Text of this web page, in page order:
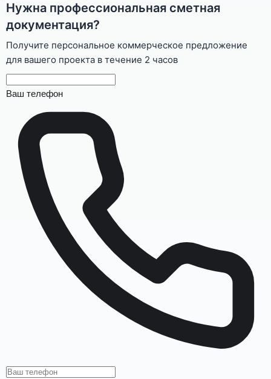
Нужна профессиональная сметная
документация?
Получите персональное коммерческое предложение
для вашего проекта в течение 2 часов
Ваш телефон